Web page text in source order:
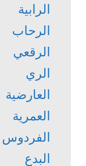
الرابية
الرحاب
الرقعي
الري
العارضية
العمرية
الفردوس
البدع